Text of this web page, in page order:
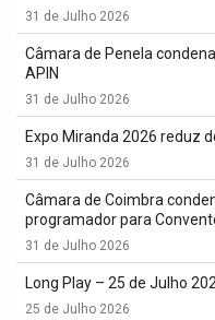
31 de Julho 2026
Câmara de Penela
APIN
31 de Julho 2026
Expo Miranda 2026 reduz
31 de Julho 2026
Câmara de Coimbra
programador para
31 de Julho 2026
Long Play – 25 de Julho
25 de Julho 2026